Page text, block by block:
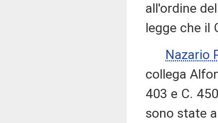
all'ordine
legge che il
Nazario
collega
403 e C.
sono state